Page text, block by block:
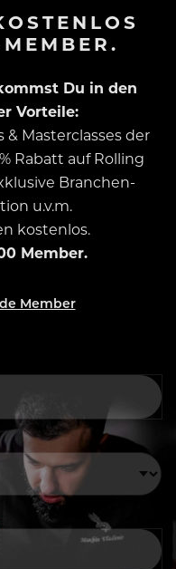
Du in den
Vorteile:
& Masterclasses der
Rabatt auf Rolling
Branchen-
u.v.m.
kostenlos.
Member.
Member